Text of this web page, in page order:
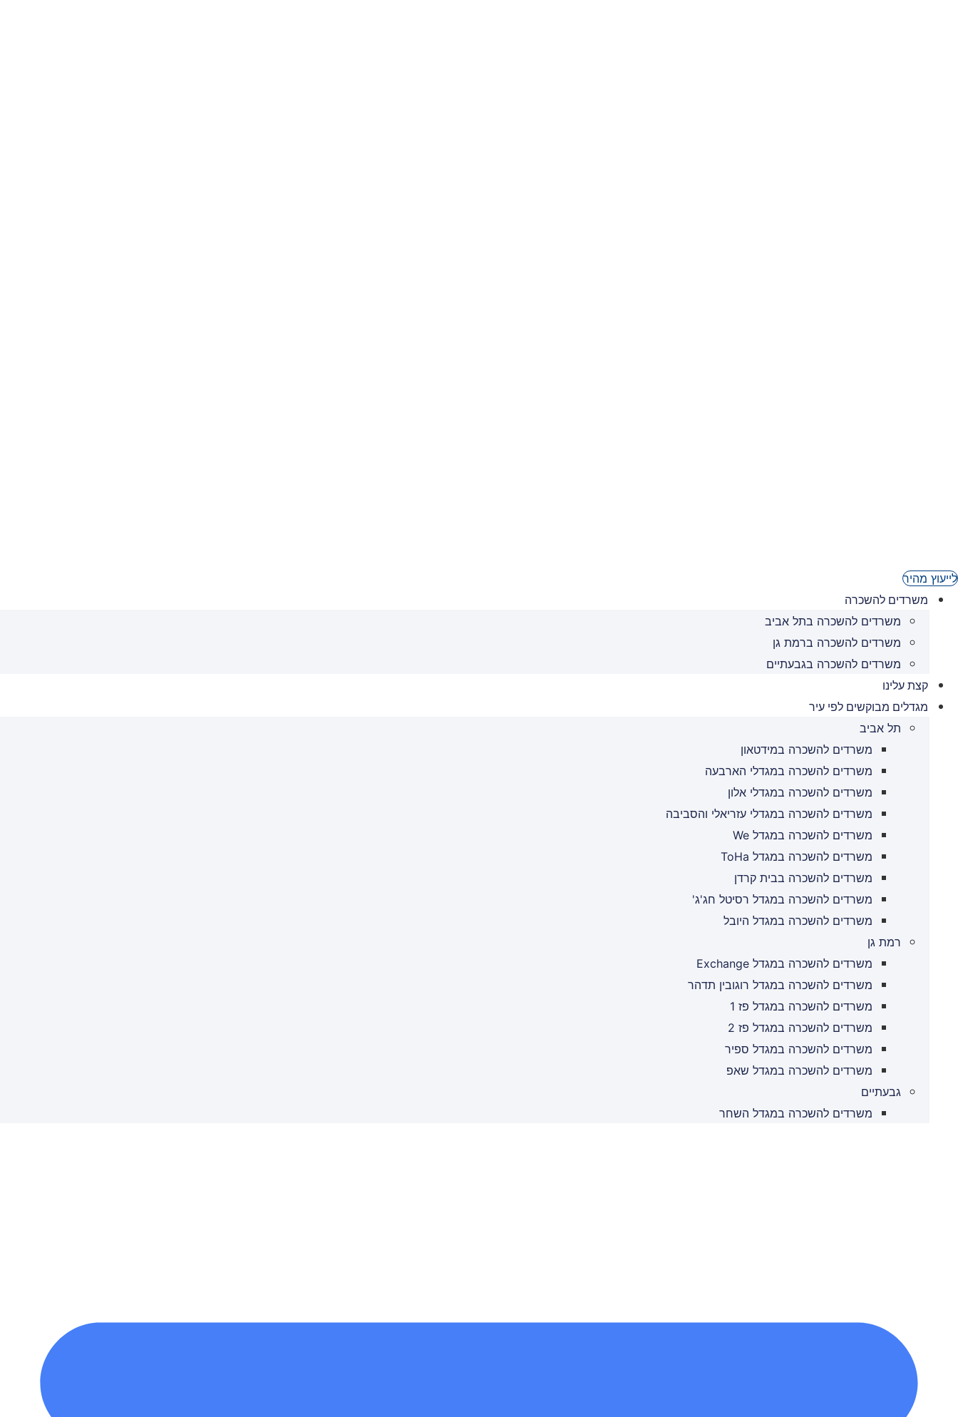
לייעוץ מהיר
משרדים להשכרה
משרדים להשכרה בתל אביב
משרדים להשכרה ברמת גן
משרדים להשכרה בגבעתיים
קצת עלינו
מגדלים מבוקשים לפי עיר
תל אביב
משרדים להשכרה במידטאון
משרדים להשכרה במגדלי הארבעה
משרדים להשכרה במגדלי אלון
משרדים להשכרה במגדלי עזריאלי והסביבה
משרדים להשכרה במגדל We
משרדים להשכרה במגדל ToHa
משרדים להשכרה בבית קרדן
משרדים להשכרה במגדל רסיטל חג'ג'
משרדים להשכרה במגדל היובל
רמת גן
משרדים להשכרה במגדל Exchange
משרדים להשכרה במגדל רוגובין תדהר
משרדים להשכרה במגדל פז 1
משרדים להשכרה במגדל פז 2
משרדים להשכרה במגדל ספיר
משרדים להשכרה במגדל שאפ
גבעתיים
משרדים להשכרה במגדל השחר